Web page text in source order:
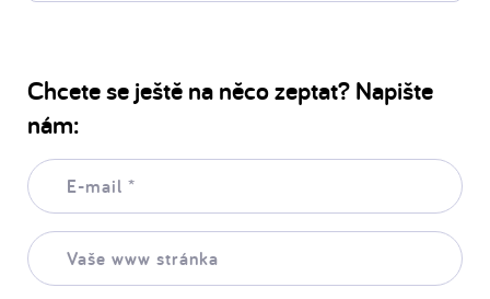
Chcete se ještě na něco zeptat? Napište
nám:
E-
mail:
Vaše
www
stránka: